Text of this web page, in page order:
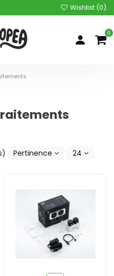
Wishlist (0)
0
Pertinence 24